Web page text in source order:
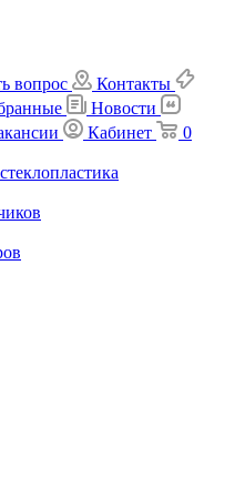
вопрос
Контакты
Новости
Кабинет
0